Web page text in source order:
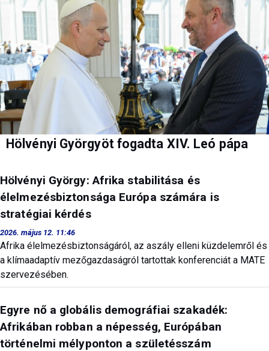
Hölvényi Györgyöt fogadta XIV. Leó pápa
Hölvényi György: Afrika stabilitása és
élelmezésbiztonsága Európa számára is
stratégiai kérdés
2026. május 12. 11:46
Afrika élelmezésbiztonságáról, az aszály elleni küzdelemről és
a klímaadaptív mezőgazdaságról tartottak konferenciát a MATE
szervezésében.
Egyre nő a globális demográfiai szakadék:
Afrikában robban a népesség, Európában
történelmi mélyponton a születésszám